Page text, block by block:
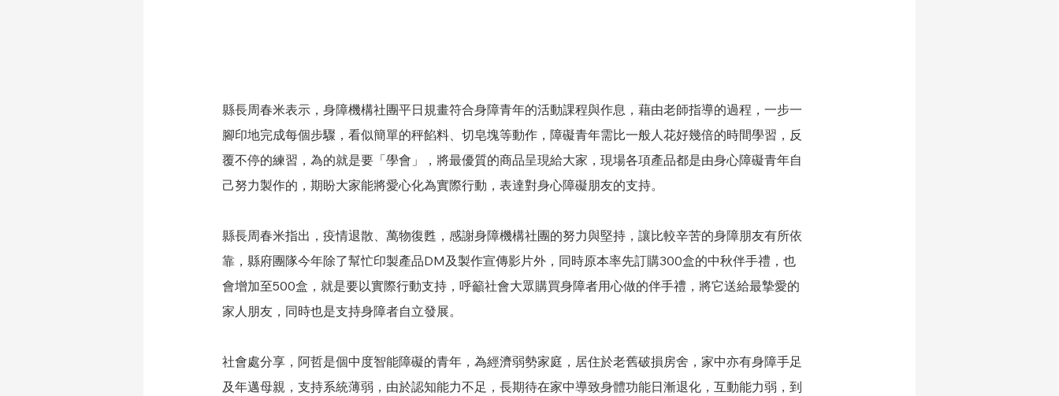
縣長周春米表示，身障機構社團平日規畫符合身障青年的活動課程與作息，藉由老師指導的過程，一步一
腳印地完成每個步驟，看似簡單的秤餡料、切皂塊等動作，障礙青年需比一般人花好幾倍的時間學習，反
覆不停的練習，為的就是要「學會」，將最優質的商品呈現給大家， 現場各項產品都是由身心障礙青年自
己努力製作的，期盼大家能將愛心化為實際行動，表達對身心障礙朋友的支持。
縣長周春米指出，疫情退散、萬物復甦，感謝身障機構社團的努力與堅持，讓比較辛苦的身障朋友有所依
靠，縣府團隊今年除了幫忙印製產品DM及製作宣傳影片外，同時原本率先訂購300盒的中秋伴手禮，也
會增加至500盒，就是要以實際行動支持，呼籲社會大眾購買身障者用心做的伴手禮，將它送給最摯愛的
家人朋友，同時也是支持身障者自立發展。
社會處分享，阿哲是個中度智能障礙的青年，為經濟弱勢家庭，居住於老舊破損房舍，家中亦有身障手足
及年邁母親，支持系統薄弱，由於認知能力不足，長期待在家中導致身體功能日漸退化，互動能力弱，到